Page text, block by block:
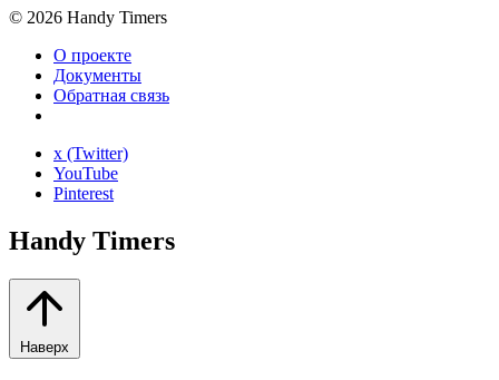
© 2026 Handy Timers
О проекте
Документы
Обратная связь
x (Twitter)
YouTube
Pinterest
Handy Timers
Наверх